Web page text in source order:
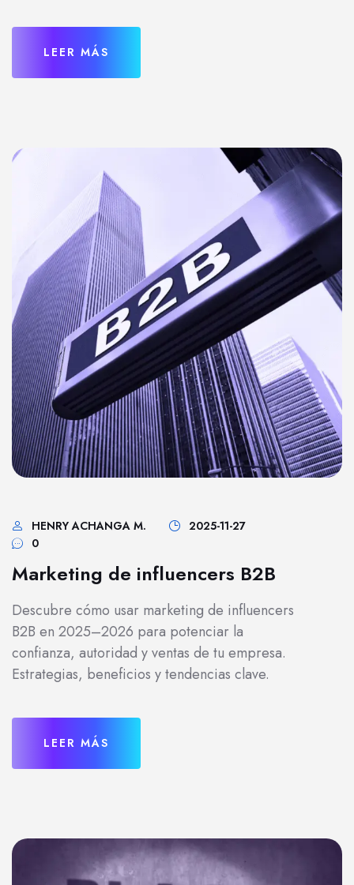
LEER MÁS
HENRY ACHANGA M.
2025-11-27
0
Marketing de influencers B2B
Descubre cómo usar marketing de influencers
B2B en 2025–2026 para potenciar la
confianza, autoridad y ventas de tu empresa.
Estrategias, beneficios y tendencias clave.
LEER MÁS